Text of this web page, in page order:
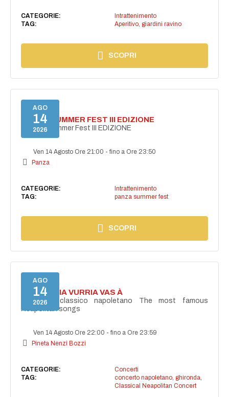
CATEGORIE:
Intrattenimento
TAG:
Aperitivo, giardini ravino
SCOPRI
AGO
14
2026
PANZA SUMMER FEST III EDIZIONE
PANZA Summer Fest III EDIZIONE
Ven 14 Agosto Ore 21:00 -fino a Ore 23:50
Panza
CATEGORIE:
Intrattenimento
TAG:
panza summer fest
SCOPRI
AGO
14
2026
I'TE VURRIA VURRIA VAS À
Concerto classico napoletano The most famous
Neapolitan songs
Ven 14 Agosto Ore 22:00 -fino a Ore 23:59
Pineta Nenzi Bozzi
CATEGORIE:
Concerti
TAG:
concerto napoletano, ghironda
Classical Neapolitan Concert